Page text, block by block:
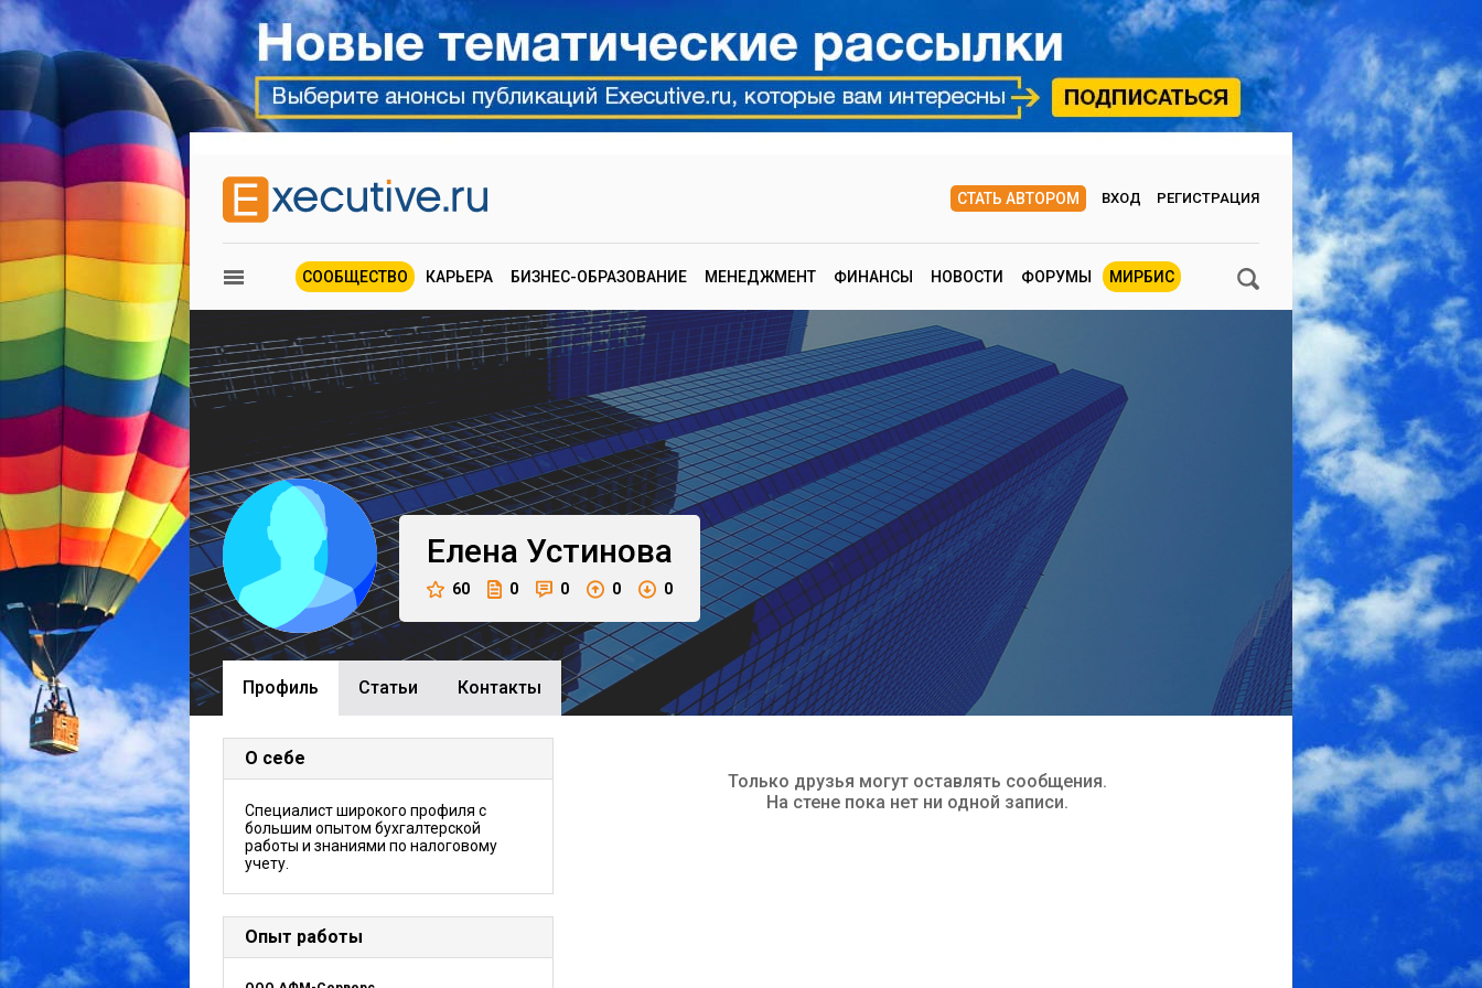
СТАТЬ АВТОРОМ ВХОД РЕГИСТРАЦИЯ
СООБЩЕСТВО КАРЬЕРА БИЗНЕС-ОБРАЗОВАНИЕ МЕНЕДЖМЕНТ ФИНАНСЫ НОВОСТИ ФОРУМЫ МИРБИС
Елена Устинова
60 0 0 0 0
Профиль Cтатьи Контакты
О себе
Специалист широкого профиля с
большим опытом бухгалтерской
работы и знаниями по налоговому
учету.
Опыт работы
Только друзья могут оставлять сообщения.
На стене пока нет ни одной записи.